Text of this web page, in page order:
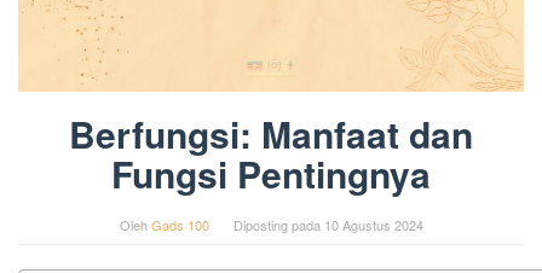
Berfungsi: Manfaat dan
Fungsi Pentingnya
OlehGads 100 Diposting pada 10 Agustus 2024